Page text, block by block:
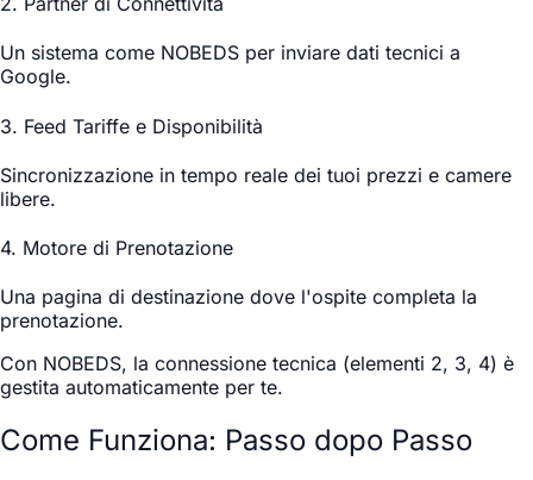
Un sistema come NOBEDS per inviare dati tecnici a
Google.
3. Feed Tariffe e Disponibilità
Sincronizzazione in tempo reale dei tuoi prezzi e camere
libere.
4. Motore di Prenotazione
Una pagina di destinazione dove l'ospite completa la
prenotazione.
Con NOBEDS, la connessione tecnica (elementi 2, 3, 4) è
gestita automaticamente per te.
Come Funziona: Passo dopo Passo